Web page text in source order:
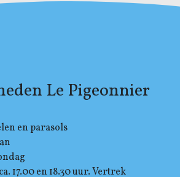
Le Pigeonnier
en parasols
17.00 en 18.30 uur. Vertrek